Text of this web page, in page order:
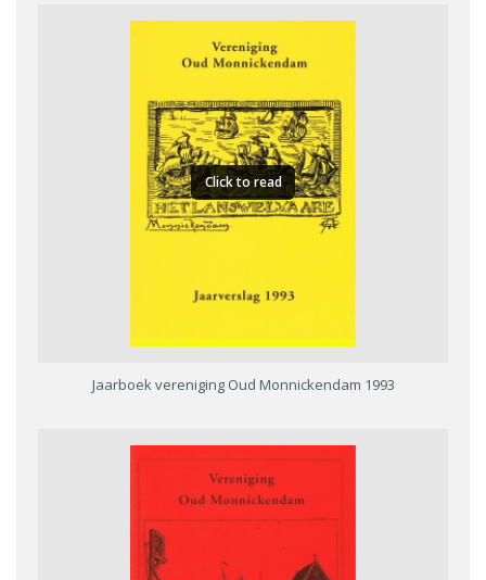
Click to read
Jaarboek vereniging Oud Monnickendam 1993